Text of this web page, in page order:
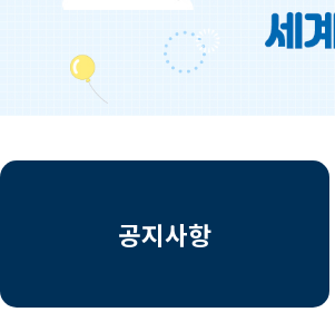
공지사항